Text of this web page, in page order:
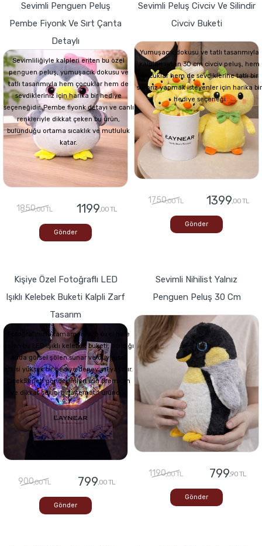
Sevimli Penguen Peluş
Pembe Fiyonk Ve Sırt Çanta
Detaylı
Sevimliliğiyle kalpleri eriten bu özel
penguen peluş, yumuşacık dokusu ve
tatlı tasarımıyla hem çocuklar hem de
sevdikleriniz için harika bir hediye
seçeneğidir. Pembe fiyonk detayı ve canlı
renkleriyle dikkat çeken bu ürün,
bulunduğu ortama sıcaklık ve mutluluk
katar.
1850,00 TL 1199,00 TL
Gönder
Sevimli Peluş Civciv Ve Silindir
Civciv Buketi
Yumuşacık dokusu ve tatlı tasarımıyla
kalpleri ısıtan 30 cm civciv peluş, hem
çocuklar hem de sevdiklerine tatlı bir
sürpriz yapmak isteyenler için harika bir
hediye seçeneği
1750,00 TL 1399,00 TL
Gönder
Kişiye Özel Fotoğraflı LED
Işıklı Kelebek Buketi Kalpli Zarf
Tasarım
Fotoğrafınızla tamamen size özel hale
gelen bu LED ışıklı kelebek buketi, açıldığı
anda görsel şölen sunar ve duygusal
etkisi yüksek bir hediye deneyimi yaşatır.
ÇiçekSepeti gönderimleri için premium
ve dikkat çekici bir alternatif üründür
900,00 TL 799,00 TL
Gönder
Sevimli Nihilist Yalnız
Penguen Peluş 30 Cm
1190,00 TL 799,90 TL
Gönder